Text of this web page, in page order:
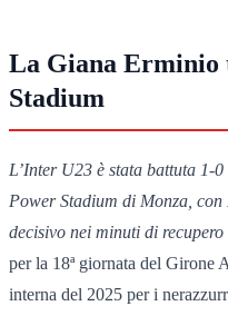
La Giana Erminio
Stadium
L’Inter U23 è stata battuta 1-
Power Stadium di Monza,
decisivo nei minuti di
per la 18ª giornata del Girone
interna del 2025 per i